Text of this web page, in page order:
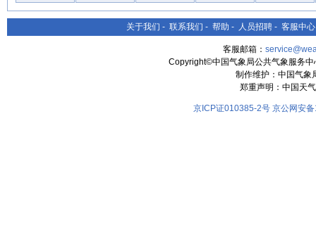
关于我们 - 联系我们 - 帮助 - 人员招聘 - 客服中心
客服邮箱：
Copyright©中国气象局公共气象服务
制作维护：中国气象
郑重声明：中国天
京ICP证010385-2号 京公网安